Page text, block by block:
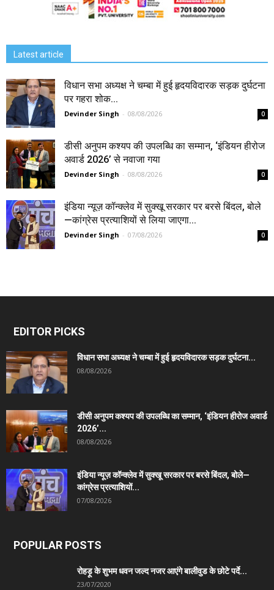
Latest article
विधान सभा अध्यक्ष ने चम्बा में हुई हृदयविदारक सड़क दुर्घटना
पर गहरा शोक...
Devinder Singh - 08/08/2026 0
डीसी अनुपम कश्यप की उपलब्धि का सम्मान, ‘इंडियन हीरोज
अवार्ड 2026’ से नवाजा गया
Devinder Singh - 08/08/2026 0
इंडिया न्यूज़ कॉन्क्लेव में सुक्खू सरकार पर बरसे बिंदल, बोले
—कांग्रेस प्रत्याशियों से लिया जाएगा...
Devinder Singh - 07/08/2026 0
EDITOR PICKS
विधान सभा अध्यक्ष ने चम्बा में हुई हृदयविदारक सड़क दुर्घटना...
08/08/2026
डीसी अनुपम कश्यप की उपलब्धि का सम्मान, ‘इंडियन हीरोज अवार्ड
2026’...
08/08/2026
इंडिया न्यूज़ कॉन्क्लेव में सुक्खू सरकार पर बरसे बिंदल, बोले—
कांग्रेस प्रत्याशियों...
07/08/2026
POPULAR POSTS
रोहड़ू के शुभम धवन जल्द नजर आएंगे बालीवुड के छोटे पर्दे...
23/07/2020